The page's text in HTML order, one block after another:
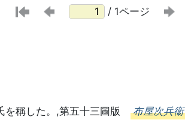
/ 1ページ
を稱した。,第五十三圖版 布屋次兵衞